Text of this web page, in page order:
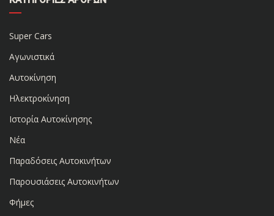
Super Cars
Αγωνιστικά
Αυτοκίνηση
Ηλεκτροκίνηση
Ιστορία Αυτοκίνησης
Νέα
Παραδόσεις Αυτοκινήτων
Παρουσιάσεις Αυτοκινήτων
Φήμες